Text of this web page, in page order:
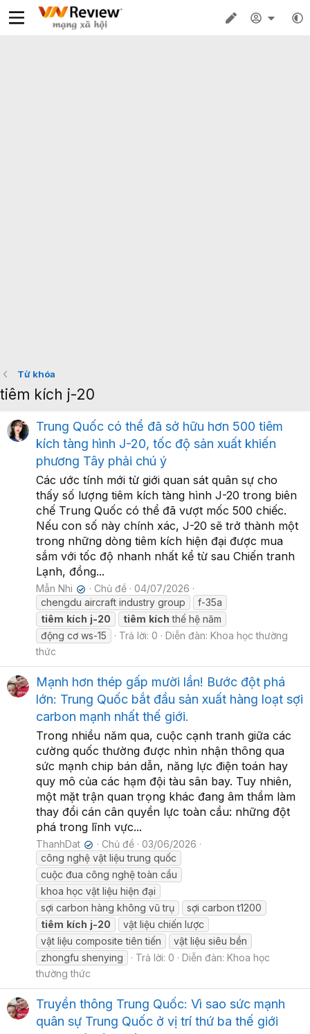
Từ khóa
tiêm kích j-20
Trung Quốc có thể đã sở hữu hơn 500 tiêm
kích tàng hình J-20, tốc độ sản xuất khiến
phương Tây phải chú ý
Các ước tính mới từ giới quan sát quân sự cho
thấy số lượng tiêm kích tàng hình J-20 trong biên
chế Trung Quốc có thể đã vượt mốc 500 chiếc.
Nếu con số này chính xác, J-20 sẽ trở thành một
trong những dòng tiêm kích hiện đại được mua
sắm với tốc độ nhanh nhất kể từ sau Chiến tranh
Lạnh, đồng...
Mẫn Nhi ✔ Chủ đề
04/07/2026
chengdu aircraft industry group
f-35a
tiêm kích j-20 tiêm kích thế hệ năm
động cơ ws-15
Trả lời: 0 Diễn đàn: Khoa học thường
thức
Mạnh hơn thép gấp mười lần! Bước đột phá
lớn: Trung Quốc bắt đầu sản xuất hàng loạt sợi
carbon mạnh nhất thế giới.
Trong nhiều năm qua, cuộc cạnh tranh giữa các
cường quốc thường được nhìn nhận thông qua
sức mạnh chip bán dẫn, năng lực điện toán hay
quy mô của các hạm đội tàu sân bay. Tuy nhiên,
một mặt trận quan trọng khác đang âm thầm làm
thay đổi cán cân quyền lực toàn cầu: những đột
phá trong lĩnh vực...
ThanhDat ✔ Chủ đề
03/06/2026
công nghệ vật liệu trung quốc
cuộc đua công nghệ toàn cầu
khoa học vật liệu hiện đại
sợi carbon hàng không vũ trụ
sợi carbon t1200
tiêm kích j-20
vật liệu chiến lược
vật liệu composite tiên tiến
vật liệu siêu bền
zhongfu shenying
Trả lời: 0 Diễn đàn: Khoa học
thường thức
Truyền thông Trung Quốc: Vì sao sức mạnh
quân sự Trung Quốc ở vị trí thứ ba thế giới